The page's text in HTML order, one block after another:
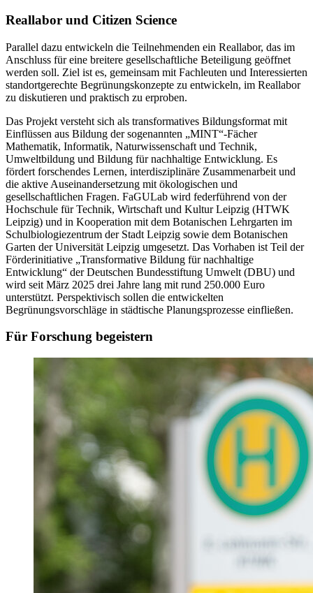
Reallabor und Citizen Science
Parallel dazu entwickeln die Teilnehmenden ein Reallabor, das im
Anschluss für eine breitere gesellschaftliche Beteiligung geöffnet
werden soll. Ziel ist es, gemeinsam mit Fachleuten und Interessierten
standortgerechte Begrünungskonzepte zu entwickeln, im Reallabor
zu diskutieren und praktisch zu erproben.
Das Projekt versteht sich als transformatives Bildungsformat mit
Einflüssen aus Bildung der sogenannten „MINT“-Fächer
Mathematik, Informatik, Naturwissenschaft und Technik,
Umweltbildung und Bildung für nachhaltige Entwicklung. Es
fördert forschendes Lernen, interdisziplinäre Zusammenarbeit und
die aktive Auseinandersetzung mit ökologischen und
gesellschaftlichen Fragen. FaGULab wird federführend von der
Hochschule für Technik, Wirtschaft und Kultur Leipzig (HTWK
Leipzig) und in Kooperation mit dem Botanischen Lehrgarten im
Schulbiologiezentrum der Stadt Leipzig sowie dem Botanischen
Garten der Universität Leipzig umgesetzt. Das Vorhaben ist Teil der
Förderinitiative „Transformative Bildung für nachhaltige
Entwicklung“ der Deutschen Bundesstiftung Umwelt (DBU) und
wird seit März 2025 drei Jahre lang mit rund 250.000 Euro
unterstützt. Perspektivisch sollen die entwickelten
Begrünungsvorschläge in städtische Planungsprozesse einfließen.
Für Forschung begeistern